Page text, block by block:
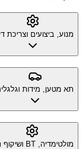
מנוע, ביצועים וצריכת
תא מטען, מידות
מולטימדיה, BT ושיקוף נייד